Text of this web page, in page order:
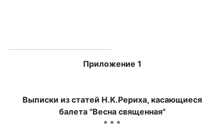
Приложение 1
Выписки из статей Н.К.Рериха, касающиеся
балета "Весна священная"
* * *